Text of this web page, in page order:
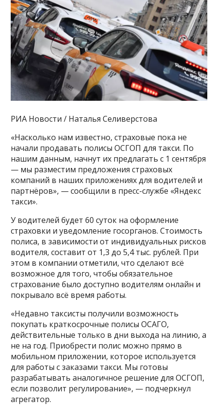
РИА Новости / Наталья Селиверстова
«Насколько нам известно, страховые пока не
начали продавать полисы ОСГОП для такси. По
нашим данным, начнут их предлагать с 1 сентября
— мы разместим предложения страховых
компаний в наших приложениях для водителей и
партнёров», — сообщили в пресс-службе «Яндекс
такси».
У водителей будет 60 суток на оформление
страховки и уведомление госорганов. Стоимость
полиса, в зависимости от индивидуальных рисков
водителя, составит от 1,3 до 5,4 тыс. рублей. При
этом в компании отметили, что сделают всё
возможное для того, чтобы обязательное
страхование было доступно водителям онлайн и
покрывало всё время работы.
«Недавно таксисты получили возможность
покупать краткосрочные полисы ОСАГО,
действительные только в дни выхода на линию, а
не на год. Приобрести полис можно прямо в
мобильном приложении, которое используется
для работы с заказами такси. Мы готовы
разрабатывать аналогичное решение для ОСГОП,
если позволит регулирование», — подчеркнул
агрегатор.